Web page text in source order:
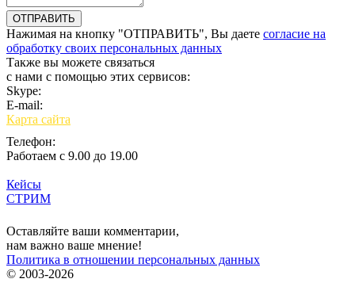
Нажимая на кнопку "ОТПРАВИТЬ", Вы даете согласие на
обработку своих персональных данных
Также вы можете связаться
с нами с помощью этих сервисов:
Skype:
E-mail:
Карта сайта
Телефон:
Работаем с 9.00 до 19.00
Кейсы
СТРИМ
Оставляйте ваши комментарии,
нам важно ваше мнение!
Политика в отношении персональных данных
© 2003-2026